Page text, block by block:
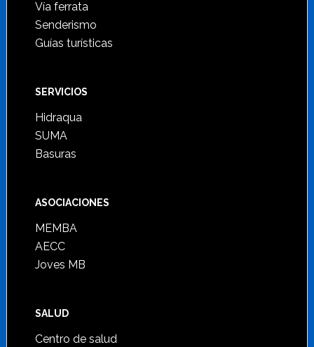
Vía ferrata
Senderismo
Guías turísticas
SERVICIOS
Hidraqua
SUMA
Basuras
ASOCIACIONES
MEMBA
AECC
Joves MB
SALUD
Centro de salud